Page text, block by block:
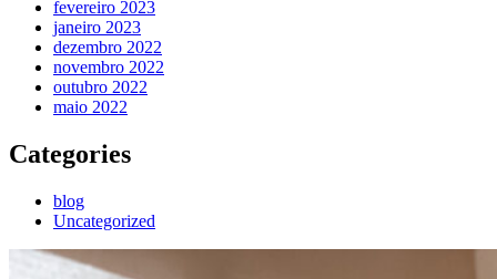
fevereiro 2023
janeiro 2023
dezembro 2022
novembro 2022
outubro 2022
maio 2022
Categories
blog
Uncategorized